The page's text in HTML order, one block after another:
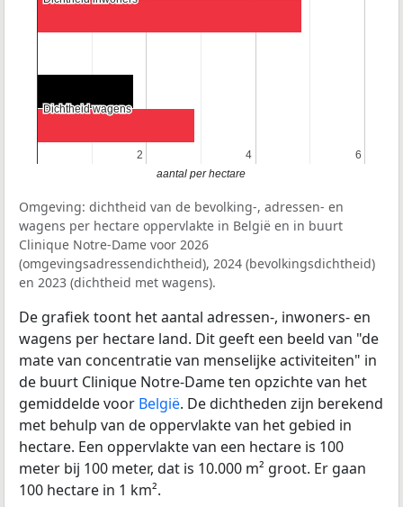
2
2 4
4 6
6
Dichtheid wagens
Dichtheid wagens
aantal per hectare
Omgeving: dichtheid van de bevolking-, adressen- en
wagens per hectare oppervlakte in België en in buurt
Clinique Notre-Dame voor 2026
(omgevingsadressendichtheid), 2024 (bevolkingsdichtheid)
en 2023 (dichtheid met wagens).
De grafiek toont het aantal adressen-, inwoners- en
wagens per hectare land. Dit geeft een beeld van "de
mate van concentratie van menselijke activiteiten" in
de buurt Clinique Notre-Dame ten opzichte van het
gemiddelde voor België. De dichtheden zijn berekend
met behulp van de oppervlakte van het gebied in
hectare. Een oppervlakte van een hectare is 100
meter bij 100 meter, dat is 10.000 m² groot. Er gaan
100 hectare in 1 km².